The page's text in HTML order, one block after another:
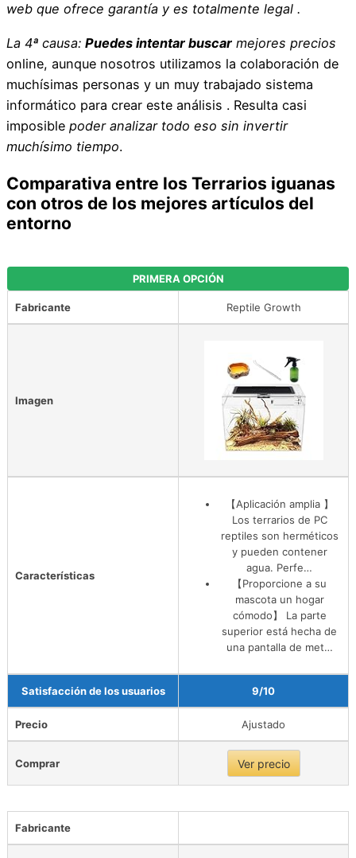
web que ofrece garantía y es totalmente legal .
La 4ª causa: Puedes intentar buscar mejores precios
online, aunque nosotros utilizamos la colaboración de
muchísimas personas y un muy trabajado sistema
informático para crear este análisis . Resulta casi
imposible poder analizar todo eso sin invertir
muchísimo tiempo.
Comparativa entre los Terrarios iguanas
con otros de los mejores artículos del
entorno
PRIMERA OPCIÓN
Fabricante Reptile Growth
Imagen
Características
【Aplicación amplia 】
Los terrarios de PC
reptiles son herméticos
y pueden contener
agua. Perfe…
【Proporcione a su
mascota un hogar
cómodo】 La parte
superior está hecha de
una pantalla de met…
Satisfacción de los usuarios 9/10
Precio Ajustado
Comprar Ver precio
Fabricante